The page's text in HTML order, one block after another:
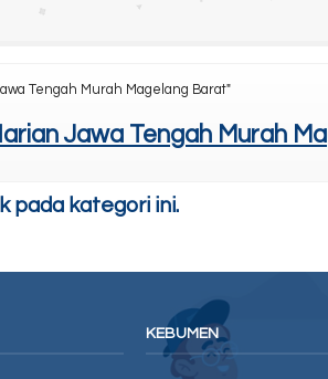
Tengah Murah Magelang Barat"
Jawa Tengah Murah
pada kategori ini.
KEBUMEN